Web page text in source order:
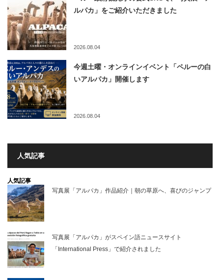
ルパカ」をご紹介いただきました
2026.08.04
今週土曜・オンラインイベント「ペルーの白
いアルパカ」開催します
2026.08.04
人気記事
人気記事
写真展「アルパカ」作品紹介｜朝の草原へ、喜びのジャンプ
写真展「アルパカ」がスペイン語ニュースサイト
「International Press」で紹介されました